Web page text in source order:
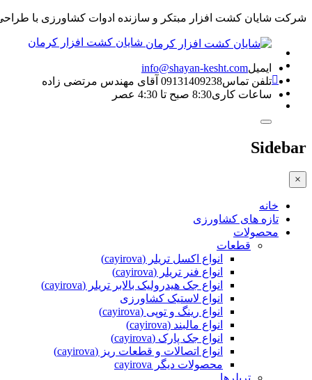
شرکت شایان کشت افزار مبتکر و سازنده ادوات کشاورزی با طراحی
شایان کشت افزار کرمان
ایمیلinfo@shayan-kesht.com
تلفن تماس09131409238 آقای مهندس مرتضی زاده
ساعات کاری8:30 صبح تا 4:30 عصر
Sidebar
×
خانه
تازه های کشاورزی
محصولات
قطعات
انواع اکسل تریلر (cayirova)
انواع فنر تریلر (cayirova)
انواع جک هیدرولیک بالابر تریلر (cayirova)
انواع لاستیک کشاورزی
انواع رینگ و توپی (cayirova)
انواع مالبند (cayirova)
انواع جک پارک (cayirova)
انواع اتصالات و قطعات ریز (cayirova)
محصولات دیگر cayirova
تریلرها